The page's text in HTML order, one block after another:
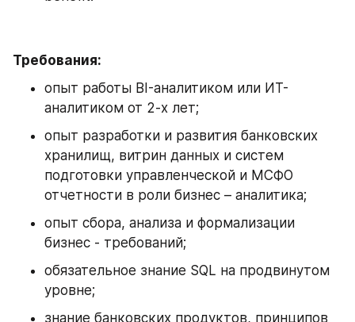
Требования:
опыт работы BI-аналитиком или ИТ-
аналитиком от 2-х лет;
опыт разработки и развития банковских
хранилищ, витрин данных и систем
подготовки управленческой и МСФО
отчетности в роли бизнес – аналитика;
опыт сбора, анализа и формализации
бизнес - требований;
обязательное знание SQL на продвинутом
уровне;
знание банковских продуктов, принципов